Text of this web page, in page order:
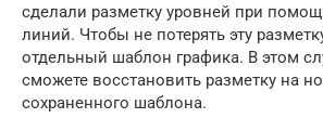
сделали разметку уровней при
линий. Чтобы не потерять эту
отдельный шаблон графика. В этом
сможете восстановить разметку на
сохраненного шаблона.